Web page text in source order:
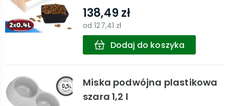
138,49 zł
od127,41 zł
Dodaj do koszyka
Miska podwójna plastikowa
szara 1,2 l